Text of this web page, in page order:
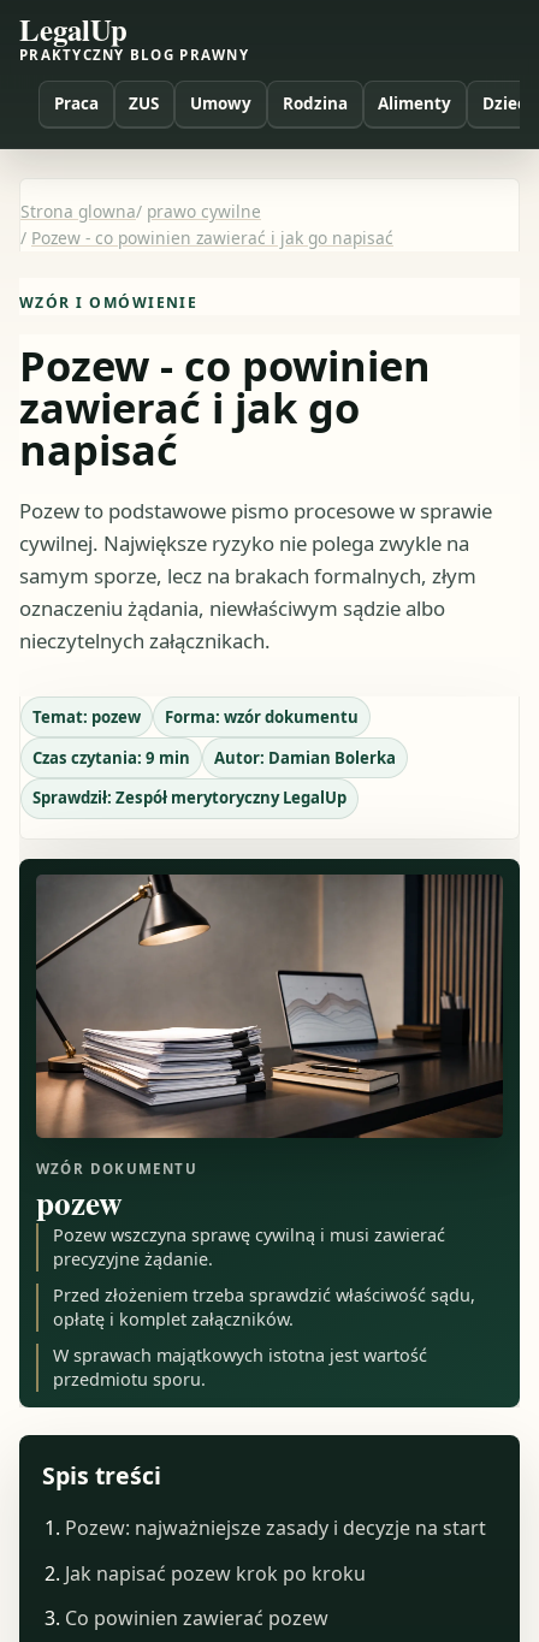
LegalUp
PRAKTYCZNY BLOG PRAWNY
Praca ZUS Umowy Rodzina Alimenty Dzieci
Strona glowna/ prawo cywilne
/ Pozew - co powinien zawierać i jak go napisać
WZÓR I OMÓWIENIE
Pozew - co powinien
zawierać i jak go
napisać
Pozew to podstawowe pismo procesowe w sprawie
cywilnej. Największe ryzyko nie polega zwykle na
samym sporze, lecz na brakach formalnych, złym
oznaczeniu żądania, niewłaściwym sądzie albo
nieczytelnych załącznikach.
Temat: pozew Forma: wzór dokumentu
Czas czytania: 9 min Autor: Damian Bolerka
Sprawdził: Zespół merytoryczny LegalUp
WZÓR DOKUMENTU
pozew
Pozew wszczyna sprawę cywilną i musi zawierać
precyzyjne żądanie.
Przed złożeniem trzeba sprawdzić właściwość sądu,
opłatę i komplet załączników.
W sprawach majątkowych istotna jest wartość
przedmiotu sporu.
Spis treści
Pozew: najważniejsze zasady i decyzje na start
Jak napisać pozew krok po kroku
Co powinien zawierać pozew